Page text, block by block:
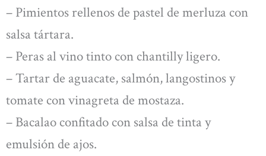
– Pimientos rellenos de pastel de merluza con
salsa tártara.
– Peras al vino tinto con chantilly ligero.
– Tartar de aguacate, salmón, langostinos y
tomate con vinagreta de mostaza.
– Bacalao confitado con salsa de tinta y
emulsión de ajos.